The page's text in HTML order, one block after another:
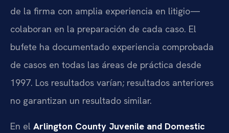
de la firma con amplia experiencia en litigio—
colaboran en la preparación de cada caso. El
bufete ha documentado experiencia comprobada
de casos en todas las áreas de práctica desde
1997. Los resultados varían; resultados anteriores
no garantizan un resultado similar.
En el Arlington County Juvenile and Domestic